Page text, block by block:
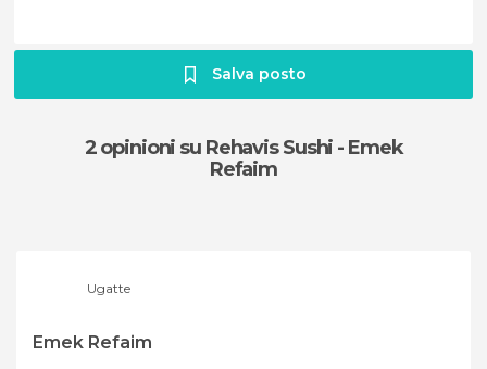
Salva posto
2 opinioni su Rehavis Sushi - Emek
Refaim
Ugatte
Emek Refaim